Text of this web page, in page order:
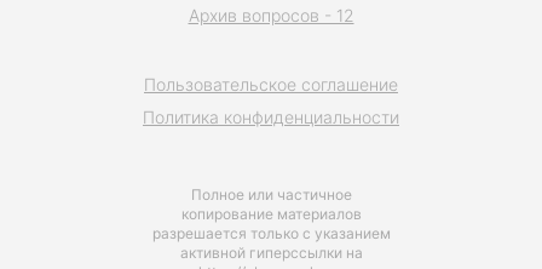
Полное или частичное
копирование материалов
разрешается только с указанием
активной гиперссылки на
Пользовательское соглашение
Политика конфиденциальности
Архив вопросов - 12